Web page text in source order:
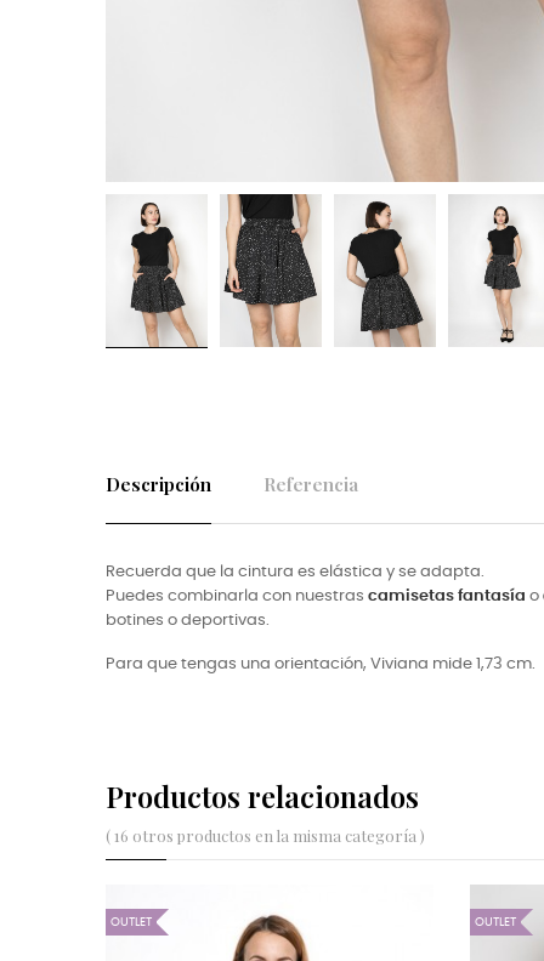
Descripción Referencia
Recuerda que la cintura es elástica y se adapta.
Puedes combinarla con nuestras camisetas fantasía o
botines o deportivas.
Para que tengas una orientación, Viviana mide 1,73 cm.
Productos relacionados
( 16 otros productos en la misma categoría )